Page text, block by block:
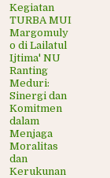
Kegiatan
TURBA MUI
Margomuly
o di Lailatul
Ijtima' NU
Ranting
Meduri:
Sinergi dan
Komitmen
dalam
Menjaga
Moralitas
dan
Kerukunan